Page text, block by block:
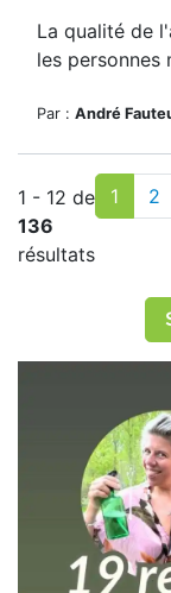
La qualité de
les personnes
Par : André
1 - 12 de
136
résultats
1 2